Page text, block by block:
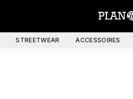
STREETWEAR ACCESSOIRES